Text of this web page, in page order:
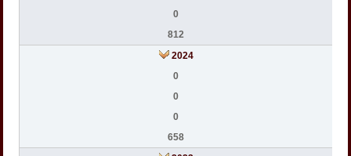
0
812
2024
0
0
0
658